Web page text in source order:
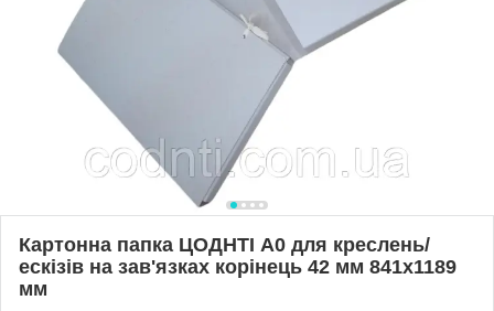
Картонна папка ЦОДНТІ А0 для креслень/
ескізів на зав'язках корінець 42 мм 841х1189
мм